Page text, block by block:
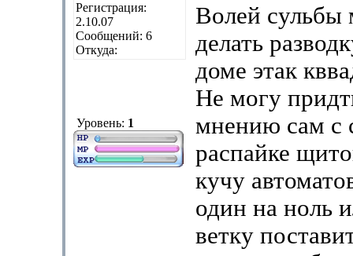
Регистрация:
2.10.07
Сообщений: 6
Откуда:
Уровень: 1
Волей сульбы
делать
доме этак
Не могу
мнению сам с
распайке
кучу
один на ноль
ветку